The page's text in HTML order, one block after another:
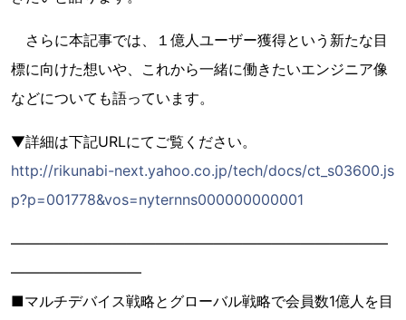
さらに本記事では、１億人ユーザー獲得という新たな目
標に向けた想いや、これから一緒に働きたいエンジニア像
などについても語っています。
▼詳細は下記URLにてご覧ください。
http://rikunabi-next.yahoo.co.jp/tech/docs/ct_s03600.js
p?p=001778&vos=nyternns000000000001
――――――――――――――――――――――――――
―――――――――
■マルチデバイス戦略とグローバル戦略で会員数1億人を目